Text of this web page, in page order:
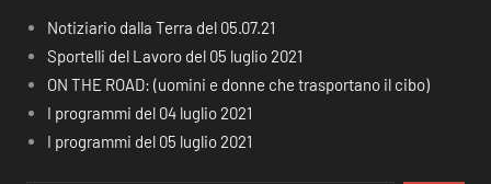
Notiziario dalla Terra del 05.07.21
Sportelli del Lavoro del 05 luglio 2021
ON THE ROAD: (uomini e donne che trasportano il cibo)
I programmi del 04 luglio 2021
I programmi del 05 luglio 2021